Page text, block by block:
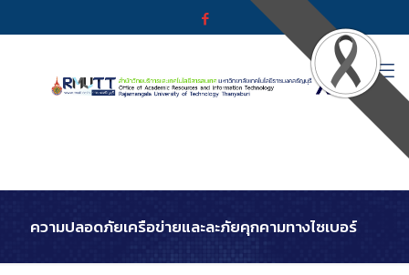
ความปลอดภัยเครือข่ายและละภัยคุกคามทางไซเบอร์